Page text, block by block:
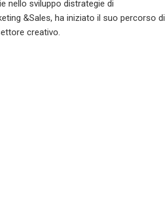
nello sviluppo distrategie di
&Sales, ha iniziato il suo percorso di
creativo.